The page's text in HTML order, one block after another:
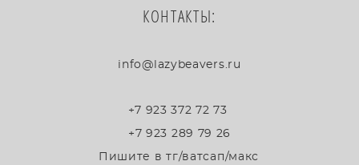
КОНТАКТЫ:
info@lazybeavers.ru
+7 923 372 72 73
+7 923 289 79 26
Пишите в тг/ватсап/макс